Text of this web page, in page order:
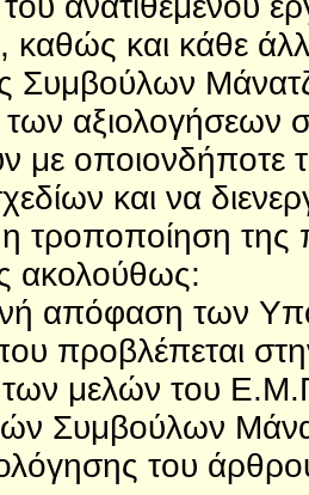
καθώς και κάθε
Συμβούλων
των αξιολογήσεων
με
και να
η τροποποίηση
ακολούθως:
απόφαση των
προβλέπεται
των μελών του
Συμβούλων
του